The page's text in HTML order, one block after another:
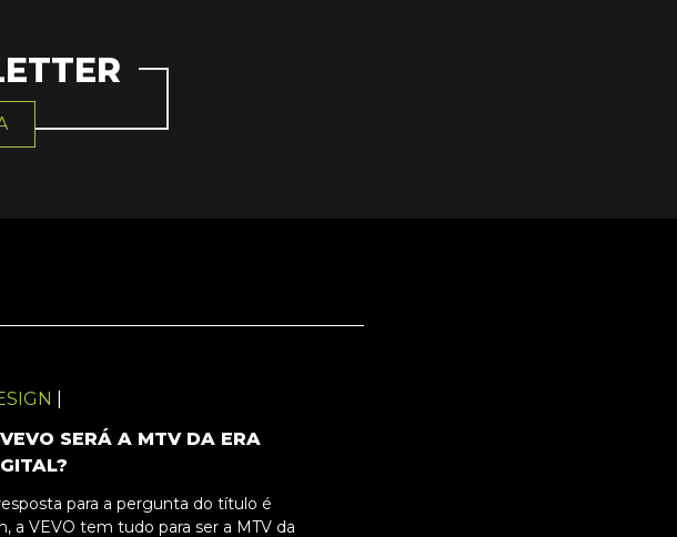
SERÁ A MTV DA ERA
para a pergunta do título é
a VEVO tem tudo para ser a MTV da